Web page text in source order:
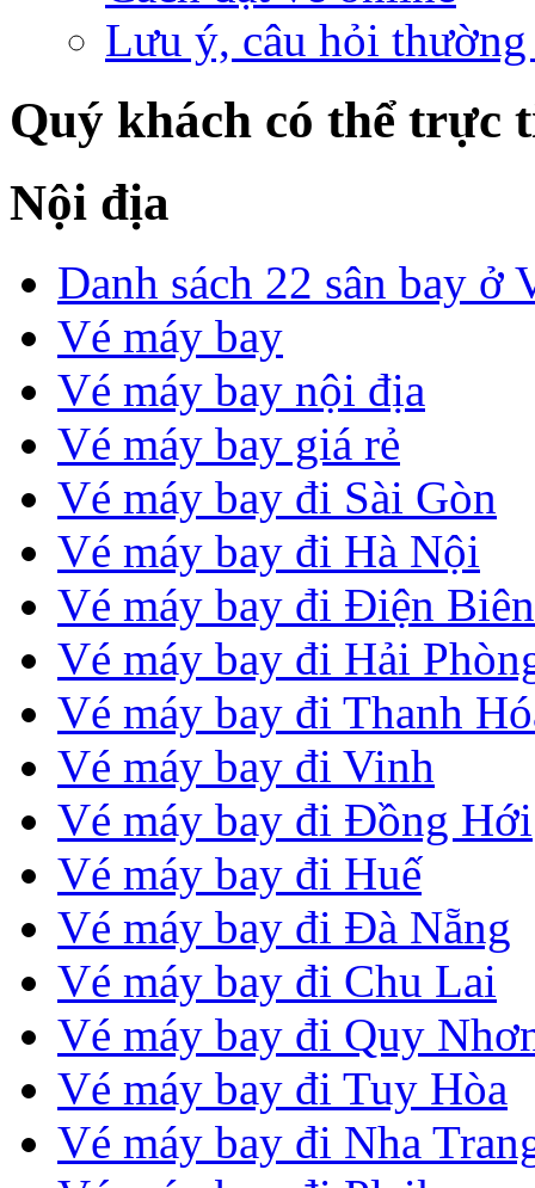
Lưu ý, câu hỏi thường
Quý khách có thể trực
Nội địa
Danh sách 22 sân bay ở
Vé máy bay
Vé máy bay nội địa
Vé máy bay giá rẻ
Vé máy bay đi Sài Gòn
Vé máy bay đi Hà Nội
Vé máy bay đi Điện Biên
Vé máy bay đi Hải
Vé máy bay đi Thanh
Vé máy bay đi Vinh
Vé máy bay đi Đồng Hới
Vé máy bay đi Huế
Vé máy bay đi Đà Nẵng
Vé máy bay đi Chu Lai
Vé máy bay đi Quy
Vé máy bay đi Tuy Hòa
Vé máy bay đi Nha